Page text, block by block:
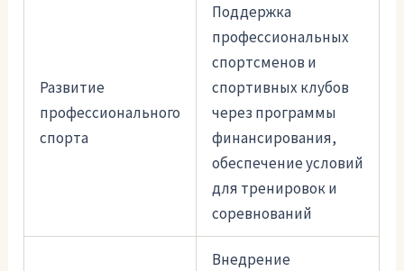
Развитие
профессионального
спорта
Поддержка
профессиональных
спортсменов и
спортивных клубов
через программы
финансирования,
обеспечение условий
для тренировок и
соревнований
Внедрение